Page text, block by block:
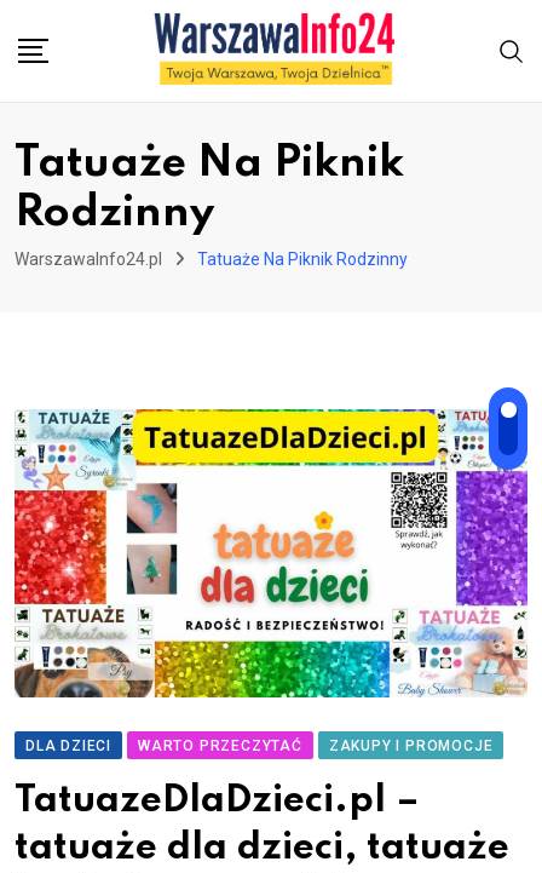
Tatuaże Na Piknik
Rodzinny
WarszawaInfo24.pl Tatuaże Na Piknik Rodzinny
DLA DZIECI WARTO PRZECZYTAĆ ZAKUPY I PROMOCJE
TatuazeDlaDzieci.pl –
tatuaże dla dzieci, tatuaże